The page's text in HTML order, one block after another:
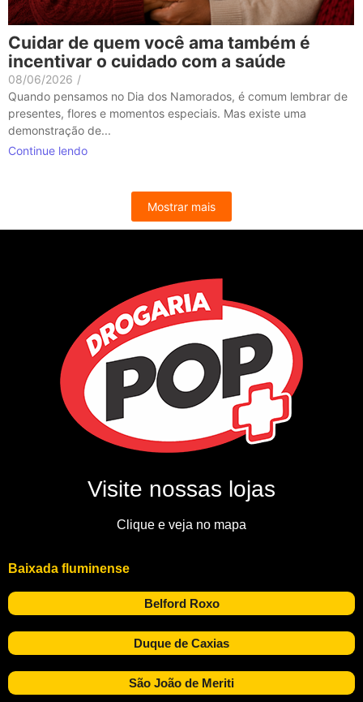
Cuidar de quem você ama também é
incentivar o cuidado com a saúde
08/06/2026 /
Quando pensamos no Dia dos Namorados, é comum lembrar de
presentes, flores e momentos especiais. Mas existe uma
demonstração de...
Continue lendo
Mostrar mais
Visite nossas lojas
Clique e veja no mapa
Baixada fluminense
Belford Roxo
Duque de Caxias
São João de Meriti